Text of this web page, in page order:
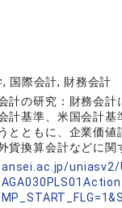
国際会計, 財務会計
計の研究：財務会
計基準、米国会計
とともに、企業価
貨換算会計などに関
uniasv2/